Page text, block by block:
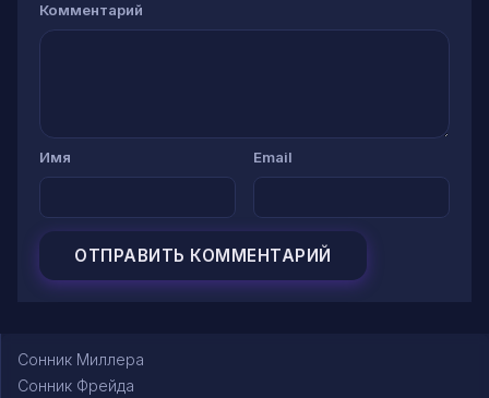
Комментарий
Имя Email
Сонник Миллера
Сонник Фрейда